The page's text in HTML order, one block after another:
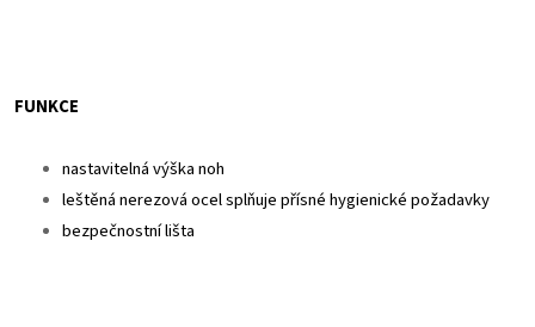
FUNKCE
nastavitelná výška noh
leštěná nerezová ocel splňuje přísné hygienické požadavky
bezpečnostní lišta